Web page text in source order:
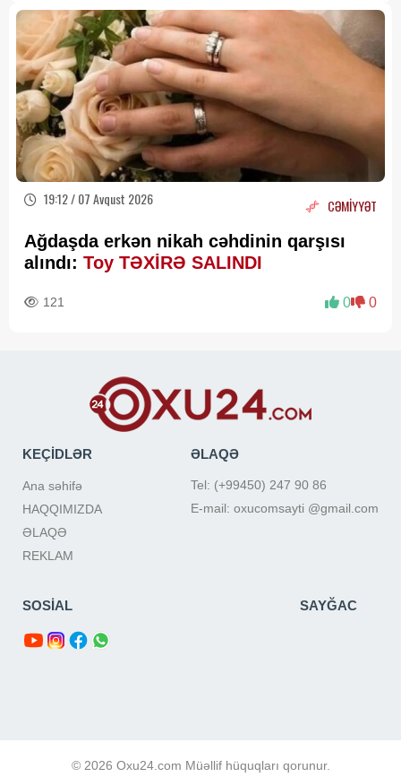
19:12 / 07 Avqust 2026 CƏMİYYƏT
Ağdaşda erkən nikah cəhdinin qarşısı
alındı: Toy TƏXİRƏ SALINDI
121 0 0
KEÇİDLƏR
Ana səhifə
HAQQIMIZDA
ƏLAQƏ
REKLAM
ƏLAQƏ
Tel: (+99450) 247 90 86
E-mail: oxucomsayti @gmail.com
SOSİAL SAYĞAC
© 2026 Oxu24.com Müəllif hüquqları qorunur.